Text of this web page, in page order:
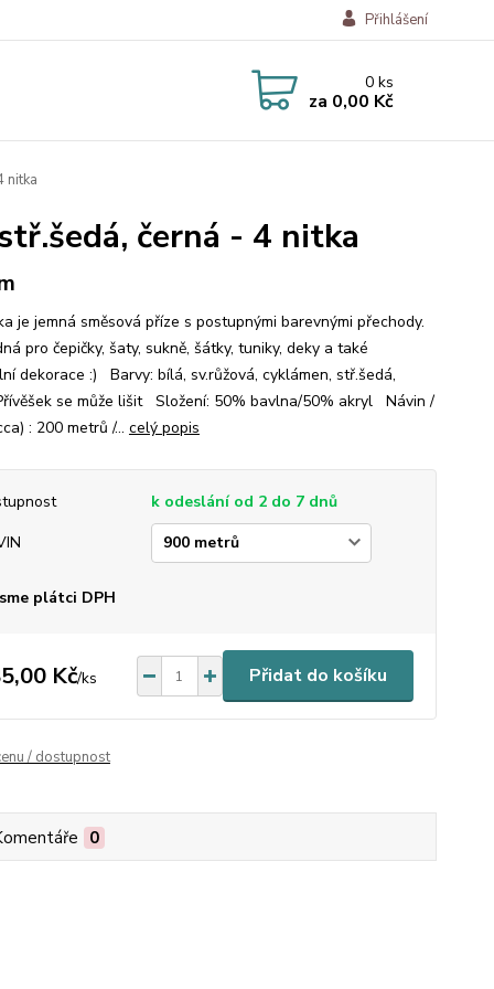
Přihlášení
0ks
za 0,00 Kč
nitka
černá - 4 nitka
je jemná směsová příze s postupnými barevnými přechody.
pro čepičky, šaty, sukně, šátky, tuniky, deky a také
dekorace :) Barvy: bílá, sv.růžová, cyklámen, stř.šedá,
se může lišit Složení: 50% bavlna/50% akryl Návin /
: 200 metrů /... celý popis
k odeslání od 2 do 7 dnů
plátci DPH
Kč/ks Přidat do košíku
/ dostupnost
0